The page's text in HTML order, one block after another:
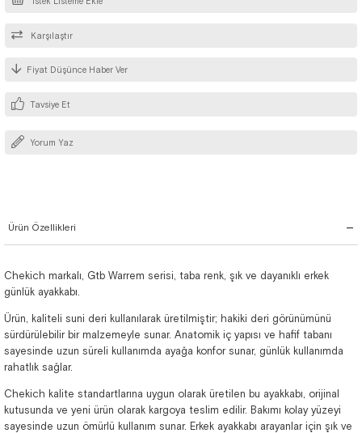
Karşılaştır
Fiyat Düşünce Haber Ver
Tavsiye Et
Yorum Yaz
Ürün Özellikleri
Chekich markalı, Gtb Warrem serisi, taba renk, şık ve dayanıklı erkek
günlük ayakkabı.
Ürün, kaliteli suni deri kullanılarak üretilmiştir; hakiki deri görünümünü
sürdürülebilir bir malzemeyle sunar. Anatomik iç yapısı ve hafif tabanı
sayesinde uzun süreli kullanımda ayağa konfor sunar, günlük kullanımda
rahatlık sağlar.
Chekich kalite standartlarına uygun olarak üretilen bu ayakkabı, orijinal
kutusunda ve yeni ürün olarak kargoya teslim edilir. Bakımı kolay yüzeyi
sayesinde uzun ömürlü kullanım sunar. Erkek ayakkabı arayanlar için şık ve